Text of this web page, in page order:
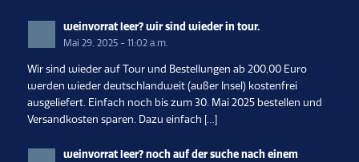
weinvorrat leer? wir sind wieder in tour.
Mai 29, 2025 - 11:02 a.m.
Wir sind wieder auf Tour und Bestellungen ab 200,00 Euro
werden wieder deutschlandweit (außer Insel) kostenfrei
ausgeliefert. Einfach noch bis zum 30. Mai 2025 bestellen und
Versandkosten sparen. Dazu einfach […]
weinvorrat leer? noch auf der suche nach einem